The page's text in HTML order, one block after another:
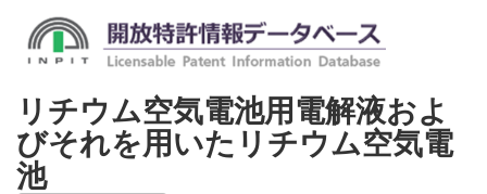
リチウム空気電池用電解液およ
びそれを用いたリチウム空気電
池